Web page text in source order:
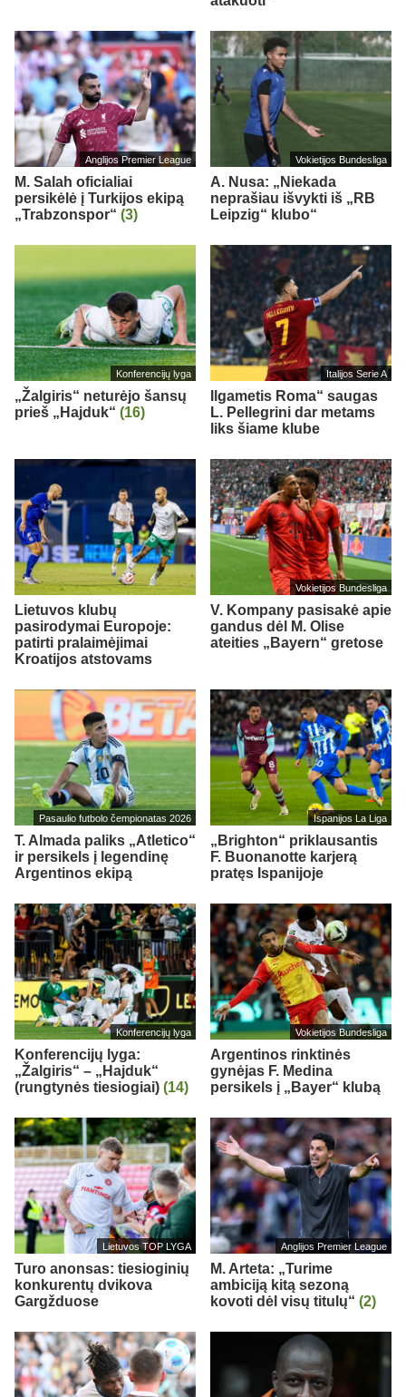
Anglijos Premier League
M. Salah oficialiai
persikėlė į Turkijos ekipą
„Trabzonspor“ (3)
Vokietijos Bundesliga
A. Nusa: „Niekada
neprašiau išvykti iš „RB
Leipzig“ klubo“
Konferencijų lyga
„Žalgiris“ neturėjo šansų
prieš „Hajduk“ (16)
Italijos Serie A
Ilgametis Roma“ saugas
L. Pellegrini dar metams
liks šiame klube
Lietuvos klubų
pasirodymai Europoje:
patirti pralaimėjimai
Kroatijos atstovams
Vokietijos Bundesliga
V. Kompany pasisakė apie
gandus dėl M. Olise
ateities „Bayern“ gretose
Pasaulio futbolo čempionatas 2026
T. Almada paliks „Atletico“
ir persikels į legendinę
Argentinos ekipą
Ispanijos La Liga
„Brighton“ priklausantis
F. Buonanotte karjerą
pratęs Ispanijoje
Konferencijų lyga
Konferencijų lyga:
„Žalgiris“ – „Hajduk“
(rungtynės tiesiogiai) (14)
Vokietijos Bundesliga
Argentinos rinktinės
gynėjas F. Medina
persikels į „Bayer“ klubą
Lietuvos TOP LYGA
Turo anonsas: tiesioginių
konkurentų dvikova
Gargžduose
Anglijos Premier League
M. Arteta: „Turime
ambiciją kitą sezoną
kovoti dėl visų titulų“ (2)